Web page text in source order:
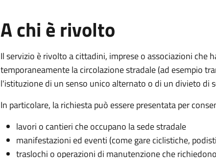
A chi è rivolto
Il servizio è rivolto a cittadini, imprese o associazioni che
temporaneamente la circolazione stradale (ad esempio
l'istituzione di un senso unico alternato o di un divieto di
In particolare, la richiesta può essere presentata per
lavori o cantieri che occupano la sede stradale
manifestazioni ed eventi (come gare ciclistiche,
traslochi o operazioni di manutenzione che